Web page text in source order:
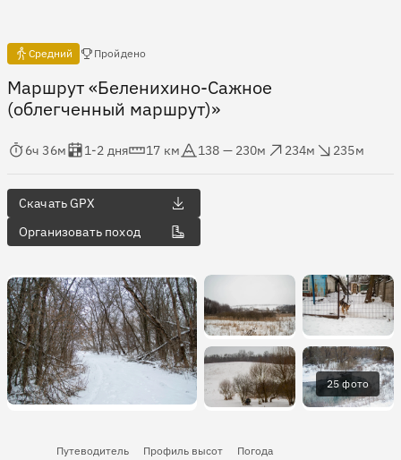
Средний Пройдено
Маршрут «Беленихино-Сажное
(облегченный маршрут)»
в пути
6ч 36м
Оценка в днях
1-2 дня
Дистанция
17 км
Абсолютная высота
138 — 230м
234м
235м
Скачать GPX
Организовать поход
25 фото
Путеводитель Профиль высот Погода